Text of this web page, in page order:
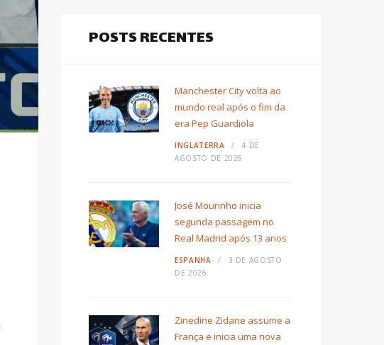
POSTS RECENTES
Manchester City volta ao
mundo real após o fim da
era Pep Guardiola
INGLATERRA
4 DE
AGOSTO DE 2026
José Mourinho inicia
segunda passagem no
Real Madrid após 13 anos
ESPANHA
3 DE AGOSTO
DE 2026
Zinedine Zidane assume a
França e inicia uma nova